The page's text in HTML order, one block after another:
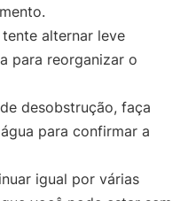
alternar leve
para reorganizar o
desobstrução, faça
para confirmar a
igual por várias